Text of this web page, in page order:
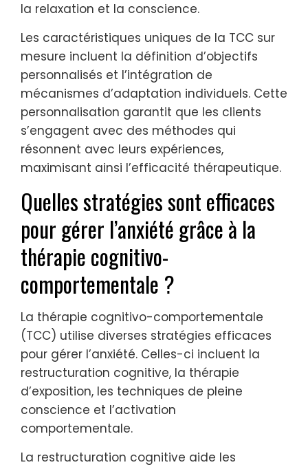
la relaxation et la conscience.
Les caractéristiques uniques de la TCC sur
mesure incluent la définition d’objectifs
personnalisés et l’intégration de
mécanismes d’adaptation individuels. Cette
personnalisation garantit que les clients
s’engagent avec des méthodes qui
résonnent avec leurs expériences,
maximisant ainsi l’efficacité thérapeutique.
Quelles stratégies sont efficaces
pour gérer l’anxiété grâce à la
thérapie cognitivo-
comportementale ?
La thérapie cognitivo-comportementale
(TCC) utilise diverses stratégies efficaces
pour gérer l’anxiété. Celles-ci incluent la
restructuration cognitive, la thérapie
d’exposition, les techniques de pleine
conscience et l’activation
comportementale.
La restructuration cognitive aide les